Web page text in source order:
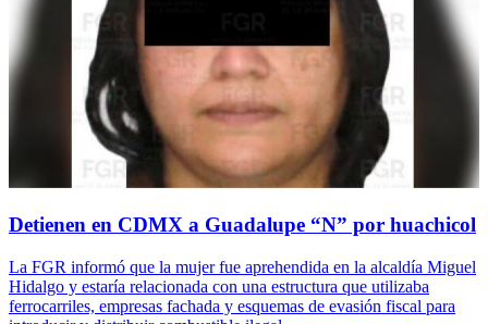
Detienen en CDMX a Guadalupe “N” por huachicol
La FGR informó que la mujer fue aprehendida en la alcaldía Miguel
Hidalgo y estaría relacionada con una estructura que utilizaba
ferrocarriles, empresas fachada y esquemas de evasión fiscal para